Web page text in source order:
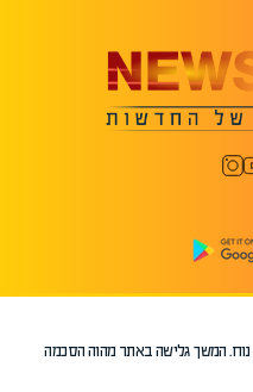
נוח. המשך גלישה באתר מהוה הסכמה